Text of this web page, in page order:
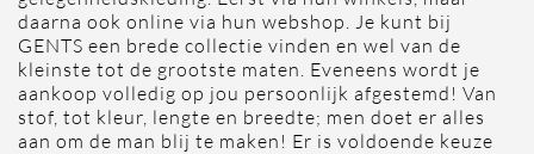
daarna ook online via hun webshop. Je kunt bij
GENTS een brede collectie vinden en wel van de
kleinste tot de grootste maten. Eveneens wordt je
aankoop volledig op jou persoonlijk afgestemd! Van
stof, tot kleur, lengte en breedte; men doet er alles
aan om de man blij te maken! Er is voldoende keuze